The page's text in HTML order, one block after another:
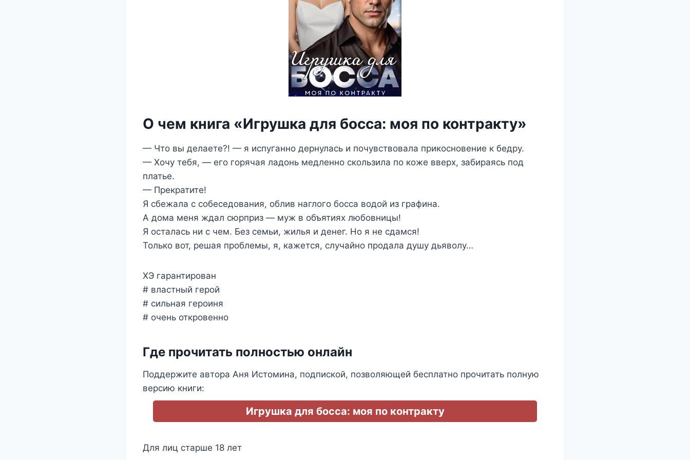
О чем книга «Игрушка для босса: моя по контракту»
— Что вы делаете?! — я испуганно дернулась и почувствовала прикосновение к бедру.
— Хочу тебя, — его горячая ладонь медленно скользила по коже вверх, забираясь под
платье.
— Прекратите!
Я сбежала с собеседования, облив наглого босса водой из графина.
А дома меня ждал сюрприз — муж в объятиях любовницы!
Я осталась ни с чем. Без семьи, жилья и денег. Но я не сдамся!
Только вот, решая проблемы, я, кажется, случайно продала душу дьяволу…
ХЭ гарантирован
# властный герой
# сильная героиня
# очень откровенно
Где прочитать полностью онлайн
Поддержите автора Аня Истомина, подпиской, позволяющей бесплатно прочитать полную
версию книги:
Игрушка для босса: моя по контракту
Для лиц старше 18 лет